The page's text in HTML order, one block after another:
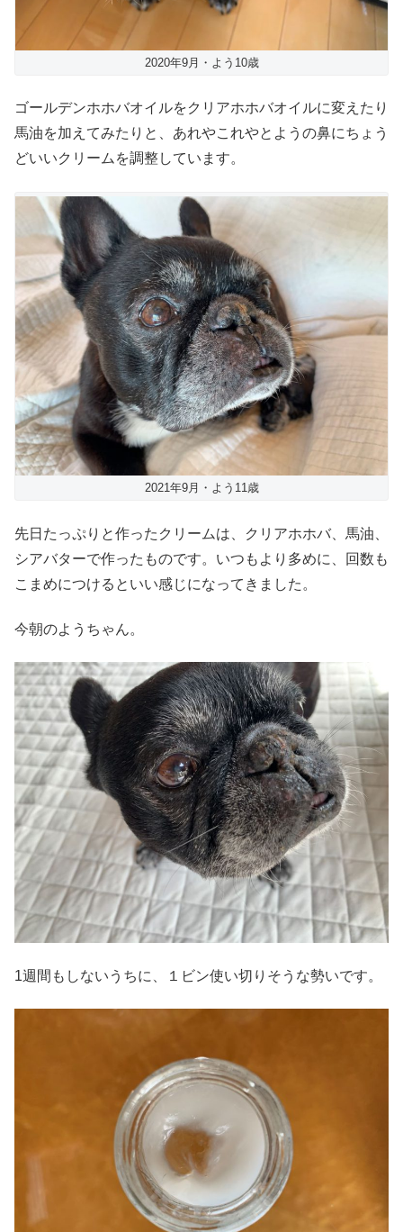
2020年9月・よう10歳
ゴールデンホホバオイルをクリアホホバオイルに変えたり
馬油を加えてみたりと、あれやこれやとようの鼻にちょう
どいいクリームを調整しています。
2021年9月・よう11歳
先日たっぷりと作ったクリームは、クリアホホバ、馬油、
シアバターで作ったものです。いつもより多めに、回数も
こまめにつけるといい感じになってきました。
今朝のようちゃん。
1週間もしないうちに、１ビン使い切りそうな勢いです。